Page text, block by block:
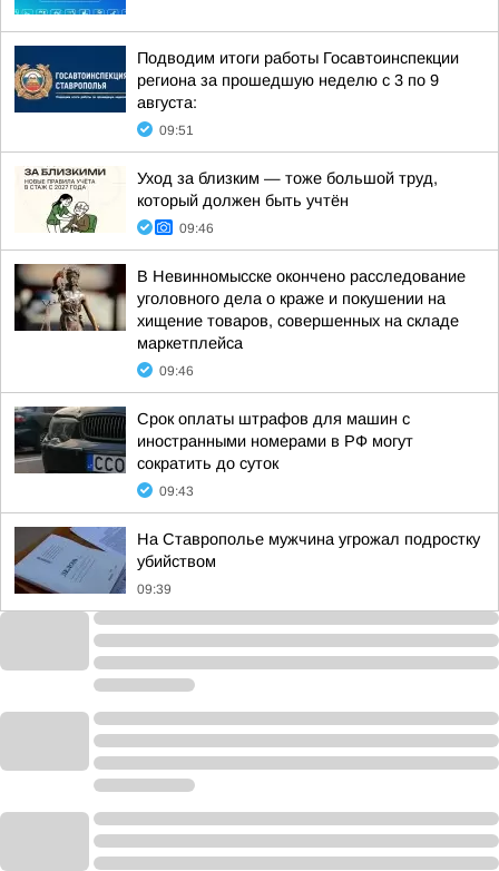
Подводим итоги работы Госавтоинспекции
региона за прошедшую неделю с 3 по 9
августа:
09:51
Уход за близким — тоже большой труд,
который должен быть учтён
09:46
В Невинномысске окончено расследование
уголовного дела о краже и покушении на
хищение товаров, совершенных на складе
маркетплейса
09:46
Срок оплаты штрафов для машин с
иностранными номерами в РФ могут
сократить до суток
09:43
На Ставрополье мужчина угрожал подростку
убийством
09:39